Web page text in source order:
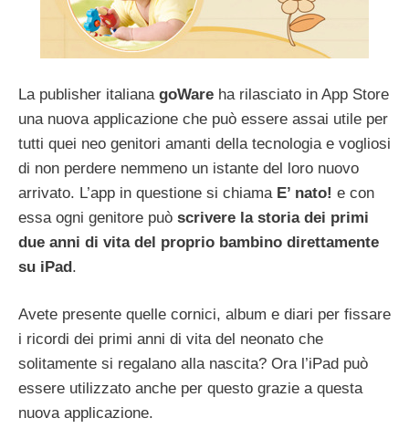
La publisher italiana goWare ha rilasciato in App Store
una nuova applicazione che può essere assai utile per
tutti quei neo genitori amanti della tecnologia e vogliosi
di non perdere nemmeno un istante del loro nuovo
arrivato. L’app in questione si chiama E’ nato! e con
essa ogni genitore può scrivere la storia dei primi
due anni di vita del proprio bambino direttamente
su iPad.
Avete presente quelle cornici, album e diari per fissare
i ricordi dei primi anni di vita del neonato che
solitamente si regalano alla nascita? Ora l’iPad può
essere utilizzato anche per questo grazie a questa
nuova applicazione.